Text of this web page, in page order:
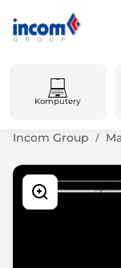
Komputery
Incom Group